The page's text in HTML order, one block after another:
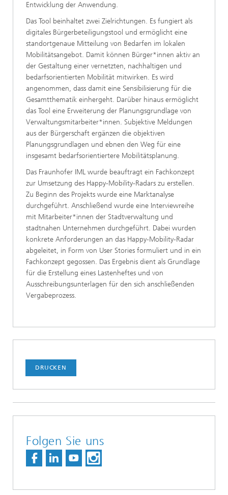
Entwicklung der Anwendung.
Das Tool beinhaltet zwei Zielrichtungen. Es fungiert als
digitales Bürgerbeteiligungstool und ermöglicht eine
standortgenaue Mitteilung von Bedarfen im lokalen
Mobilitätsangebot. Damit können Bürger*innen aktiv an
der Gestaltung einer vernetzten, nachhaltigen und
bedarfsorientierten Mobilität mitwirken. Es wird
angenommen, dass damit eine Sensibilisierung für die
Gesamtthematik einhergeht. Darüber hinaus ermöglicht
das Tool eine Erweiterung der Planungsgrundlage von
Verwaltungsmitarbeiter*innen. Subjektive Meldungen
aus der Bürgerschaft ergänzen die objektiven
Planungsgrundlagen und ebnen den Weg für eine
insgesamt bedarfsorientiertere Mobilitätsplanung.
Das Fraunhofer IML wurde beauftragt ein Fachkonzept
zur Umsetzung des Happy-Mobility-Radars zu erstellen.
Zu Beginn des Projekts wurde eine Marktanalyse
durchgeführt. Anschließend wurde eine Interviewreihe
mit Mitarbeiter*innen der Stadtverwaltung und
stadtnahen Unternehmen durchgeführt. Dabei wurden
konkrete Anforderungen an das Happy-Mobility-Radar
abgeleitet, in Form von User Stories formuliert und in ein
Fachkonzept gegossen. Das Ergebnis dient als Grundlage
für die Erstellung eines Lastenheftes und von
Ausschreibungsunterlagen für den sich anschließenden
Vergabeprozess.
DRUCKEN
Folgen Sie uns